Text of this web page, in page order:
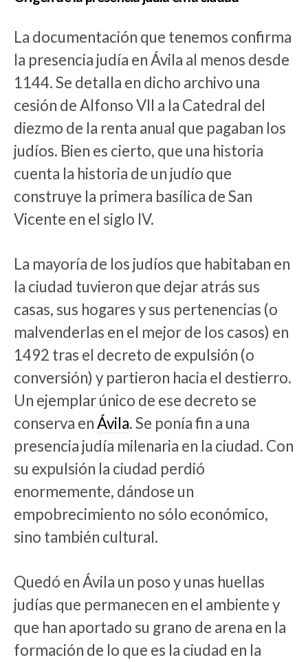
La documentación que tenemos confirma
la presencia judía en Ávila al menos desde
1144. Se detalla en dicho archivo una
cesión de Alfonso VII a la Catedral del
diezmo de la renta anual que pagaban los
judíos. Bien es cierto, que una historia
cuenta la historia de un judío que
construye la primera basílica de San
Vicente en el siglo IV.
La mayoría de los judíos que habitaban en
la ciudad tuvieron que dejar atrás sus
casas, sus hogares y sus pertenencias (o
malvenderlas en el mejor de los casos) en
1492 tras el decreto de expulsión (o
conversión) y partieron hacia el destierro.
Un ejemplar único de ese decreto se
conserva enÁvila. Se ponía fin a una
presencia judía milenaria en la ciudad. Con
su expulsión la ciudad perdió
enormemente, dándose un
empobrecimiento no sólo económico,
sino también cultural.
Quedó en Ávila un poso y unas huellas
judías que permanecen en el ambiente y
que han aportado su grano de arena en la
formación de lo que es la ciudad en la